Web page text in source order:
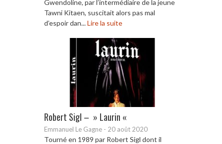
Gwendoline, par l’intermédiaire de la jeune
Tawni Kitaen, suscitait alors pas mal
d’espoir dan...Lire la suite
Robert Sigl – » Laurin «
Emmanuel Le Gagne - 20 août 2020
Tourné en 1989 par Robert Sigl dont il